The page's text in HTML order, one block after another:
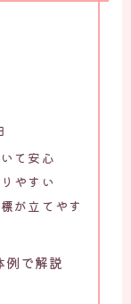
て安心
やすい
が立てやす
で解説